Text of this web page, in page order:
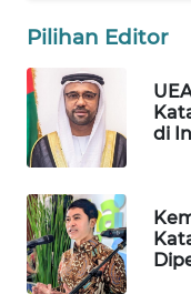
Pilihan Editor
di
Wahana
Media
Group
WAHANA
NEWS
WAHANA
TANI
WAHANA